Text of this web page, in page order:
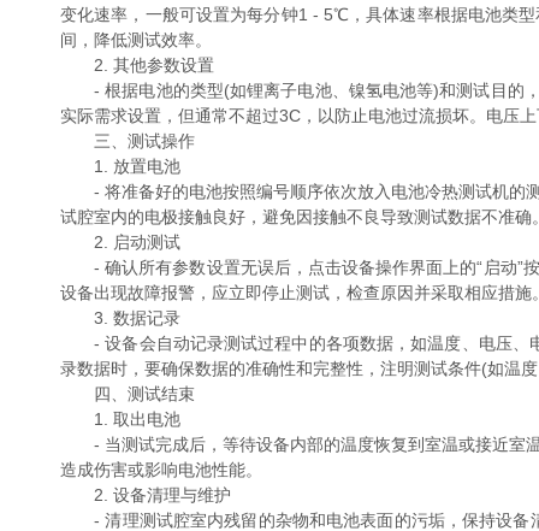
变化速率，一般可设置为每分钟1 - 5℃，具体速率根据电池类
间，降低测试效率。
2. 其他参数设置
- 根据电池的类型(如锂离子电池、镍氢电池等)和测试目的，
实际需求设置，但通常不超过3C，以防止电池过流损坏。电压
三、测试操作
1. 放置电池
- 将准备好的电池按照编号顺序依次放入电池冷热测试机的
试腔室内的电极接触良好，避免因接触不良导致测试数据不准确
2. 启动测试
- 确认所有参数设置无误后，点击设备操作界面上的“启动”
设备出现故障报警，应立即停止测试，检查原因并采取相应措施
3. 数据记录
- 设备会自动记录测试过程中的各项数据，如温度、电压、
录数据时，要确保数据的准确性和完整性，注明测试条件(如温
四、测试结束
1. 取出电池
- 当测试完成后，等待设备内部的温度恢复到室温或接近室
造成伤害或影响电池性能。
2. 设备清理与维护
- 清理测试腔室内残留的杂物和电池表面的污垢，保持设备